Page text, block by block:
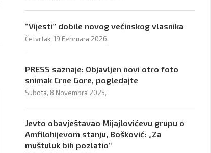
“Vijesti” dobile novog većinskog vlasnika
Četvrtak, 19 Februara 2026,
PRESS saznaje: Objavljen novi otro foto
snimak Crne Gore, pogledajte
Subota, 8 Novembra 2025,
Jevto obavještavao Mijajlovićevu grupu o
Amfilohijevom stanju, Bošković: „Za
muštuluk bih pozlatio“